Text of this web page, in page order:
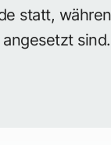
statt,
sind.